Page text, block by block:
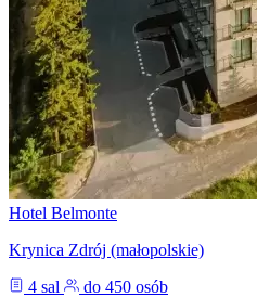
Hotel Belmonte
Krynica Zdrój (małopolskie)
4 sal
do 450 osób